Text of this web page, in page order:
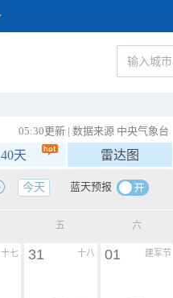
05:30更新 | 数据来源 中央气象台
40天 雷达图
蓝天预报
今天
五 六
十七 十八
31 建军节
01